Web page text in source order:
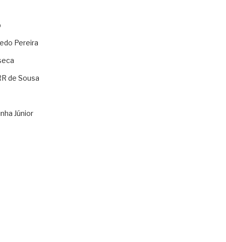
Pereira
de Sousa
Júnior